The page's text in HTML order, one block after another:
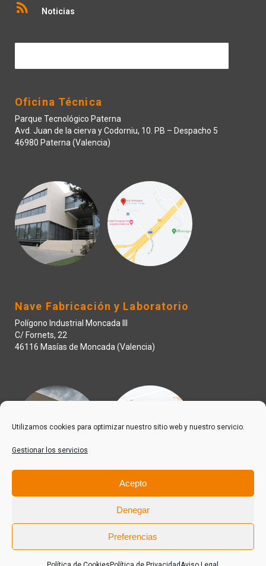
Utilizamos cookies para optimizar nuestro sitio web y nuestro servicio.
Gestionar los servicios
Acepto
Denegar
Preferencias
Noticias
Oficina Técnica
Parque Tecnológico Paterna
Avd. Juan de la cierva y Codorniu, 10. PB – Despacho 5
46980 Paterna (Valencia)
Nave Fabricación y Laboratorio
Polígono Industrial Moncada III
C/ Fornets, 22
46116 Masías de Moncada (Valencia)
© 2022 IQD Invesquia S.L. Todos los derechos reservados.
Política de Privacidad
Aviso Legal